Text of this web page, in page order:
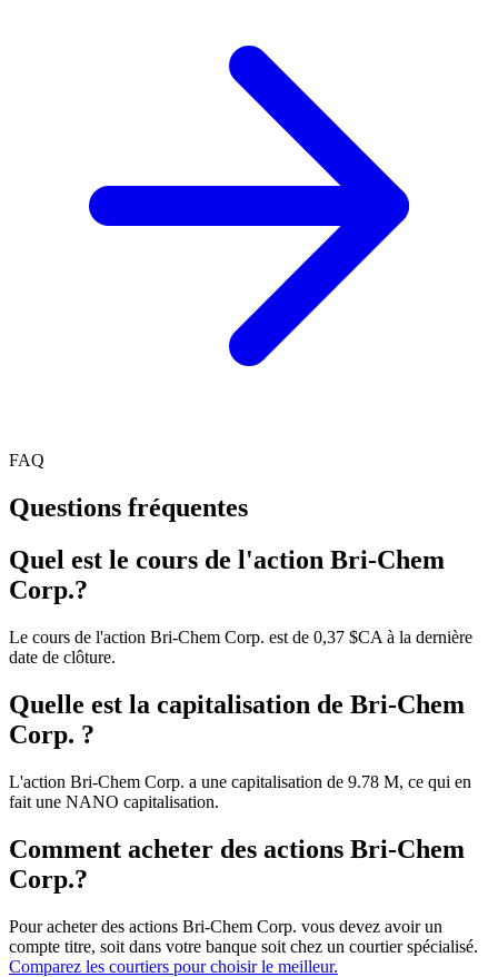
FAQ
Questions fréquentes
Quel est le cours de l'action Bri-Chem
Corp.?
Le cours de l'action Bri-Chem Corp. est de 0,37 $CA à la dernière
date de clôture.
Quelle est la capitalisation de Bri-Chem
Corp. ?
L'action Bri-Chem Corp. a une capitalisation de 9.78 M, ce qui en
fait une NANO capitalisation.
Comment acheter des actions Bri-Chem
Corp.?
Pour acheter des actions Bri-Chem Corp. vous devez avoir un
compte titre, soit dans votre banque soit chez un courtier spécialisé.
Comparez les courtiers pour choisir le meilleur.